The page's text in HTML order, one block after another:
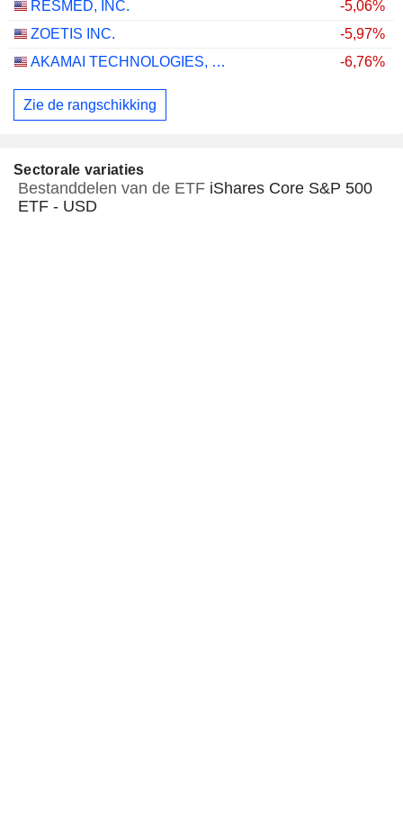
RESMED, INC.
-5,06%
ZOETIS INC.
-5,97%
AKAMAI TECHNOLOGIES, INC.
-6,76%
Zie de rangschikking
Sectorale variaties
Bestanddelen van de ETF iShares Core S&P 500
ETF - USD